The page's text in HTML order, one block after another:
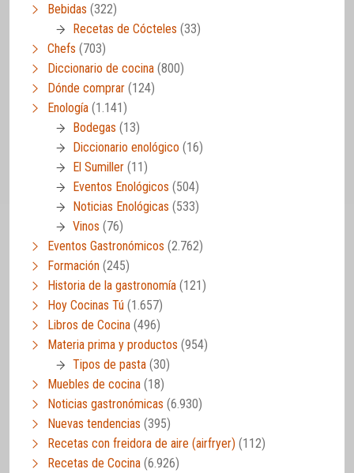
Bebidas (322)
Recetas de Cócteles (33)
Chefs (703)
Diccionario de cocina (800)
Dónde comprar (124)
Enología (1.141)
Bodegas (13)
Diccionario enológico (16)
El Sumiller (11)
Eventos Enológicos (504)
Noticias Enológicas (533)
Vinos (76)
Eventos Gastronómicos (2.762)
Formación (245)
Historia de la gastronomía (121)
Hoy Cocinas Tú (1.657)
Libros de Cocina (496)
Materia prima y productos (954)
Tipos de pasta (30)
Muebles de cocina (18)
Noticias gastronómicas (6.930)
Nuevas tendencias (395)
Recetas con freidora de aire (airfryer) (112)
Recetas de Cocina (6.926)